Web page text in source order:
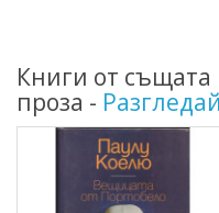
Книги от същата
проза -